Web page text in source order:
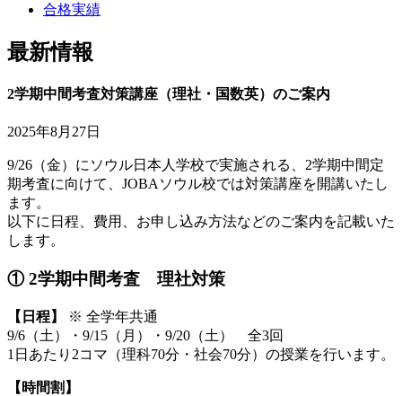
合格実績
最新情報
2学期中間考査対策講座（理社・国数英）のご案内
2025年8月27日
9/26（金）にソウル日本人学校で実施される、2学期中間定
期考査に向けて、JOBAソウル校では対策講座を開講いたし
ます。
以下に日程、費用、お申し込み方法などのご案内を記載いた
します。
① 2学期中間考査 理社対策
【日程】 ※ 全学年共通
9/6（土）・9/15（月）・9/20（土） 全3回
1日あたり2コマ（理科70分・社会70分）の授業を行います。
【時間割】